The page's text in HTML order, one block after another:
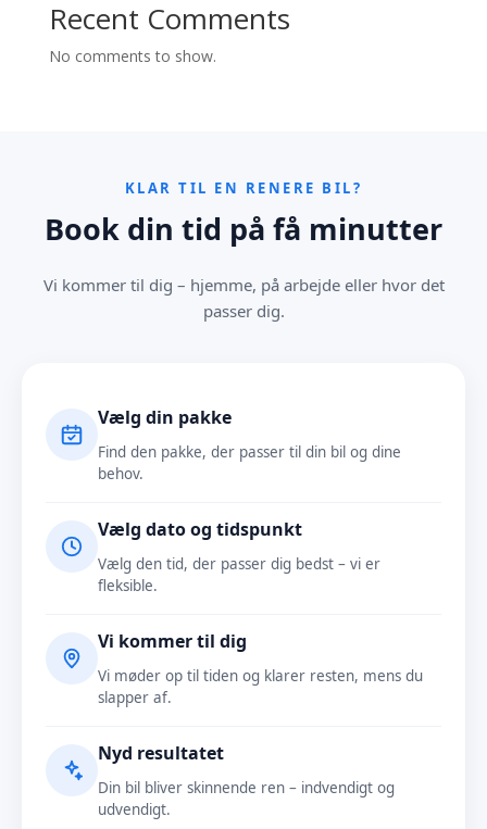
Recent Comments
No comments to show.
KLAR TIL EN RENERE BIL?
Book din tid på få minutter
Vi kommer til dig – hjemme, på arbejde eller hvor det
passer dig.
Vælg din pakke
Find den pakke, der passer til din bil og dine
behov.
Vælg dato og tidspunkt
Vælg den tid, der passer dig bedst – vi er
fleksible.
Vi kommer til dig
Vi møder op til tiden og klarer resten, mens du
slapper af.
Nyd resultatet
Din bil bliver skinnende ren – indvendigt og
udvendigt.